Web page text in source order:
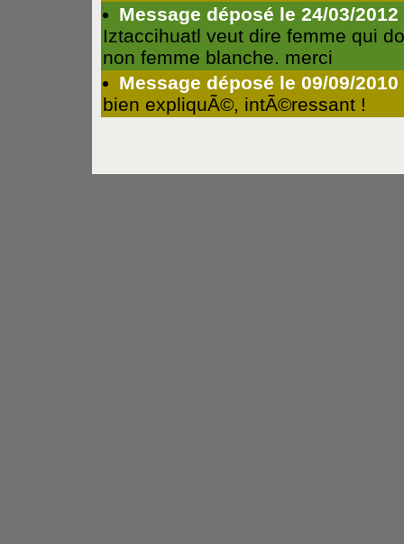
Message déposé le 24/03/
Iztaccihuatl veut dire femme qui
non femme blanche. merci
Message déposé le 09/09/
bien expliquÃ©, intÃ©ressant !